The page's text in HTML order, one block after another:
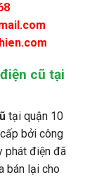
cũ tại
tại quận 10
bởi công
phát điện đã
bán lại cho